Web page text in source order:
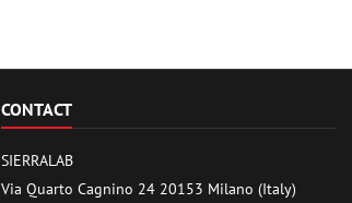
CONTACT
SIERRALAB
Via Quarto Cagnino 24 20153 Milano (Italy)